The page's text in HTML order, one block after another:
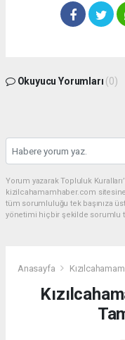
Okuyucu Yorumları (0)
Yorum yazarak Topluluk
kizilcahamamhaber.com sitesine
tüm sorumluluğu tek başınıza
yönetimi hiçbir şekilde sorumlu
Anasayfa Kızılcahamam